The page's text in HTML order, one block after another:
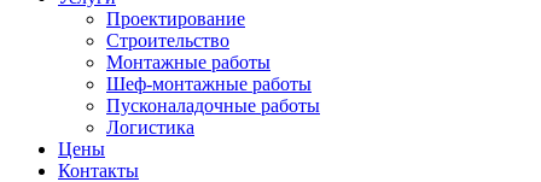
Проектирование
Строительство
Монтажные работы
Шеф-монтажные работы
Пусконаладочные работы
Логистика
Цены
Контакты